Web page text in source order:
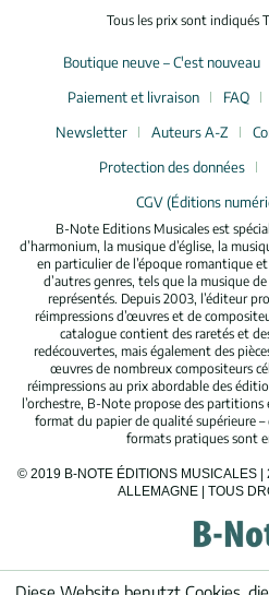
Tous les prix sont indiqués
Boutique neuve – C'est nouveau
Paiement et livraison
FAQ
Newsletter
Auteurs A-Z
Protection des données
CGV (Éditions
B-Note Editions Musicales est
d’harmonium, la musique d’église, la
en particulier de l’époque romantique
d’autres genres, tels que la musique
représentés. Depuis 2003, l’éditeur
réimpressions d’œuvres et de
catalogue contient des raretés et
redécouvertes, mais également des
œuvres de nombreux compositeurs
réimpressions au prix abordable des
l’orchestre, B-Note propose des
format du papier de qualité supérieure
formats pratiques sont
© 2019 B-NOTE ÉDITIONS MUSICALES |
ALLEMAGNE | TOUS